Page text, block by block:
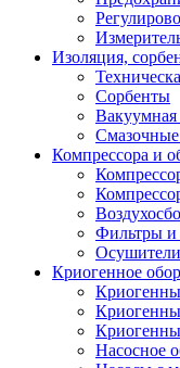
Изоляция,
Сорбенты
Вакуумная
Компрессора и
Фильтры и
Осушители
Криогенное
Насосное